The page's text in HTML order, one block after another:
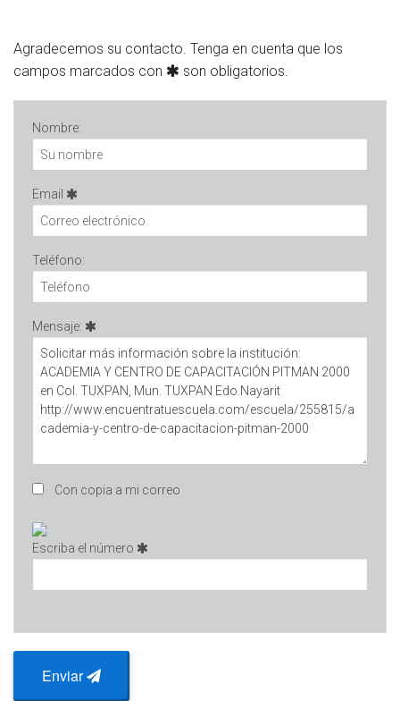
Agradecemos su contacto. Tenga en cuenta que los
campos marcados con
son obligatorios.
Nombre:
Email
Teléfono:
Mensaje:
Con copia a mi correo
Escriba el número
Enviar